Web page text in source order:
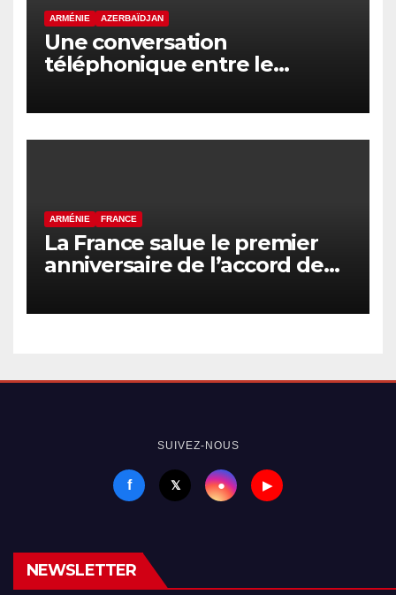
ARMÉNIE AZERBAÏDJAN
Une conversation
téléphonique entre le
et le Président
ARMÉNIE FRANCE
La France salue le premier
anniversaire de l’accord de
l’Azerbaïdjan
SUIVEZ-NOUS
f 𝕏 ● ▶
NEWSLETTER